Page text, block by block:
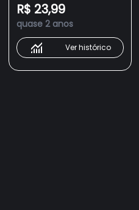
1,3 ou 5kg
R$ 23,99
quase 2 anos
Ver histórico